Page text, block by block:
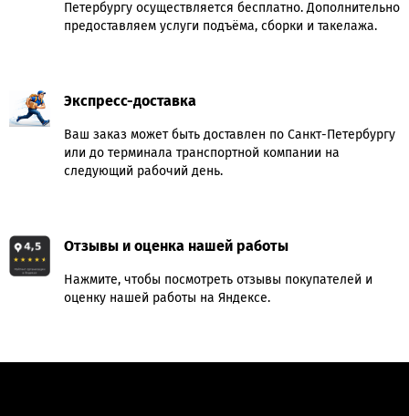
Петербургу осуществляется бесплатно. Дополнительно
предоставляем услуги подъёма, сборки и такелажа.
Экспресс-доставка
Ваш заказ может быть доставлен по Санкт-Петербургу
или до терминала транспортной компании на
следующий рабочий день.
Отзывы и оценка нашей работы
Нажмите, чтобы посмотреть отзывы покупателей и
оценку нашей работы на Яндексе.